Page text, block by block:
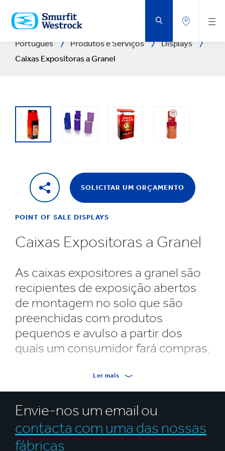
AO
CONTEÚDO
PRINCIPAL
Português Produtos e Serviços
Displays
Caixas Expositoras a Granel
SOLICITAR UM ORÇAMENTO
POINT OF SALE DISPLAYS
Caixas Expositoras a Granel
As caixas expositores a granel são
recipientes de exposição abertos
de montagem no solo que são
preenchidas com produtos
pequenos e avulso a partir dos
quais um consumidor fará compras.
Frequentemente utilizadas para produtos
produto e criarem vendas por impulso.
Fabricadas em cartão canelado, as caixas expositoras a
granel são leves e contudo possuem a integridade
Ler mais
Envie-nos um email ou
contacta com uma das nossas
fábricas